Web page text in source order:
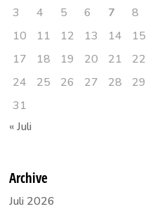
3
4 5 6 7 8
10
11 12 13 14 15
17
18 19 20 21 22
24
25 26 27 28 29
31
« Juli
Archive
Juli 2026